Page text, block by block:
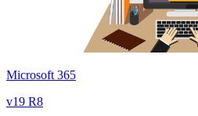
Microsoft 365
v19 R8